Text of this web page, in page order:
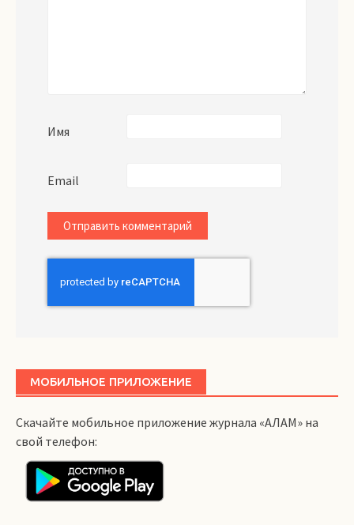
Имя
Email
МОБИЛЬНОЕ ПРИЛОЖЕНИЕ
Скачайте мобильное приложение журнала «АЛАМ» на
свой телефон: